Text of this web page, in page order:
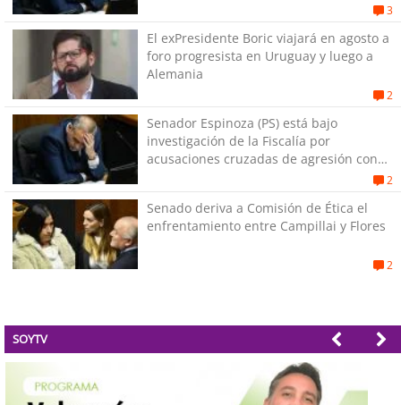
3
El exPresidente Boric viajará en agosto a
foro progresista en Uruguay y luego a
Alemania
2
Senador Espinoza (PS) está bajo
investigación de la Fiscalía por
acusaciones cruzadas de agresión con
2
Senado deriva a Comisión de Ética el
enfrentamiento entre Campillai y Flores
2
SOYTV